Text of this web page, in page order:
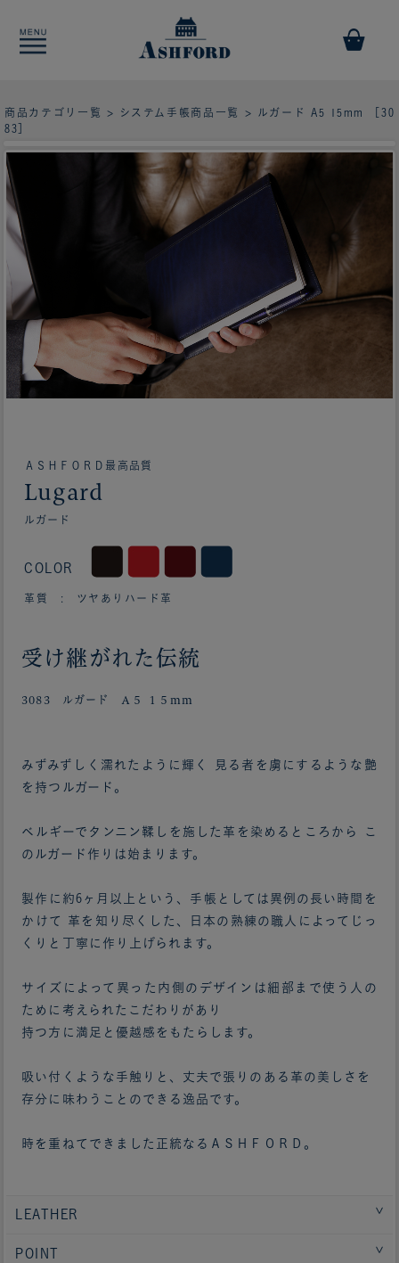
商品カテゴリ一覧 > システム手帳商品一覧
> ルガード A5 15mm ［30
83］
ＡＳＨＦＯＲＤ最高品質
Lugard
ルガード
COLOR
革質 : ツヤありハード革
受け継がれた伝統
3083 ルガード Ａ５ １５mm
みずみずしく濡れたように輝く 見る者を虜にするような艶
を持つルガード。
ベルギーでタンニン鞣しを施した革を染めるところから こ
のルガード作りは始まります。
製作に約6ヶ月以上という、手帳としては異例の長い時間を
かけて 革を知り尽くした、日本の熟練の職人によってじっ
くりと丁寧に作り上げられます。
サイズによって異った内側のデザインは細部まで使う人の
ために考えられたこだわりがあり
持つ方に満足と優越感をもたらします。
吸い付くような手触りと、丈夫で張りのある革の美しさを
存分に味わうことのできる逸品です。
時を重ねてできました正統なるＡＳＨＦＯＲＤ。
LEATHER
POINT